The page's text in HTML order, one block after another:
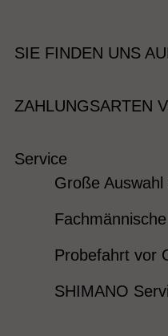
SIE FINDEN UNS
ZAHLUNGSARTEN
Service
Große
Probefahrt vor
SHIMANO